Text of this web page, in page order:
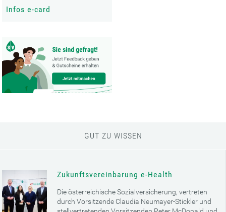
Infos e-card
GUT ZU WISSEN
Zukunftsvereinbarung e-Health
Die österreichische Sozialversicherung, vertreten
durch Vorsitzende Claudia Neumayer-Stickler und